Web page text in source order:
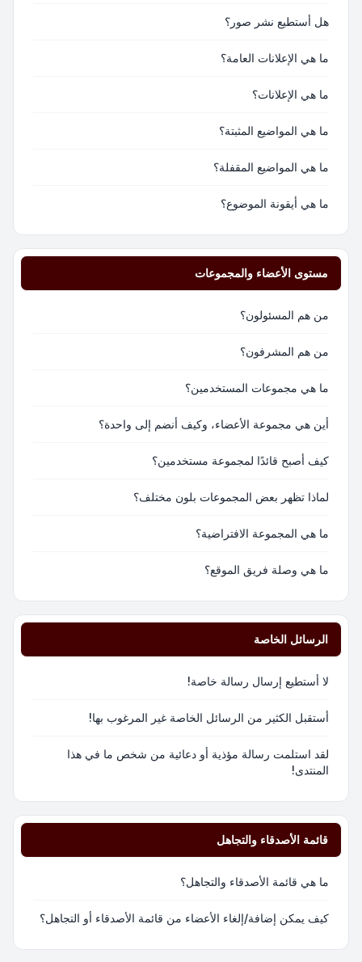
هل أستطيع نشر صور؟
ما هي الإعلانات العامة؟
ما هي الإعلانات؟
ما هي المواضيع المثبتة؟
ما هي المواضيع المقفلة؟
ما هي أيقونة الموضوع؟
مستوى الأعضاء والمجموعات
من هم المسئولون؟
من هم المشرفون؟
ما هي مجموعات المستخدمين؟
أين هي مجموعة الأعضاء، وكيف أنضم إلى واحدة؟
كيف أصبح قائدًا لمجموعة مستخدمين؟
لماذا تظهر بعض المجموعات بلون مختلف؟
ما هي المجموعة الافتراضية؟
ما هي وصلة فريق الموقع؟
الرسائل الخاصة
لا أستطيع إرسال رسالة خاصة!
أستقبل الكثير من الرسائل الخاصة غير المرغوب بها!
لقد استلمت رسالة مؤذية أو دعائية من شخص ما في هذا
المنتدى!
قائمة الأصدقاء والتجاهل
ما هي قائمة الأصدقاء والتجاهل؟
كيف يمكن إضافة/إلغاء الأعضاء من قائمة الأصدقاء أو التجاهل؟